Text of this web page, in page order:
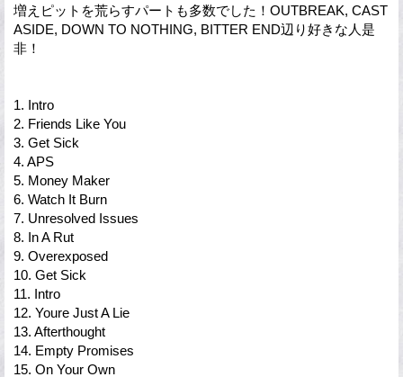
増えピットを荒らすパートも多数でした！OUTBREAK, CAST
ASIDE, DOWN TO NOTHING, BITTER END辺り好きな人是
非！
1. Intro
2. Friends Like You
3. Get Sick
4. APS
5. Money Maker
6. Watch It Burn
7. Unresolved Issues
8. In A Rut
9. Overexposed
10. Get Sick
11. Intro
12. Youre Just A Lie
13. Afterthought
14. Empty Promises
15. On Your Own